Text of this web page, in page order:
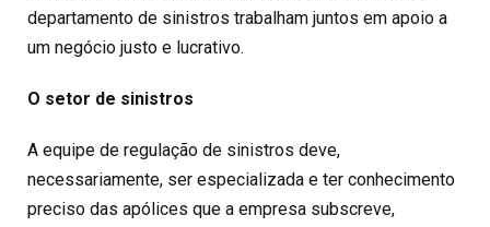
departamento de sinistros trabalham juntos em apoio a
um negócio justo e lucrativo.
O setor de sinistros
A equipe de regulação de sinistros deve,
necessariamente, ser especializada e ter conhecimento
preciso das apólices que a empresa subscreve,